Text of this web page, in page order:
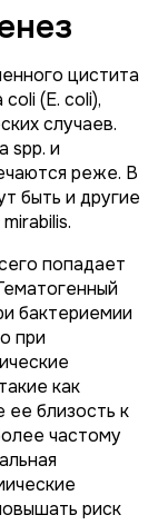
цистита
coli(E. coli),
случаев.
spp. и
реже. В
быть и другие
.
попадает
бактериемии
при
как
ее близость к
частому
риск